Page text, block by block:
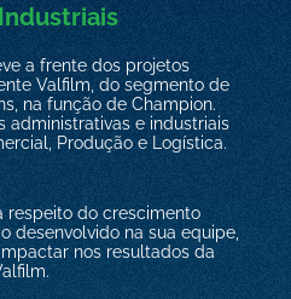
a frente dos projetos
Valfilm, do segmento de
na função de Champion.
administrativas e industriais
Produção e Logística.
respeito do crescimento
desenvolvido na sua equipe,
nos resultados da